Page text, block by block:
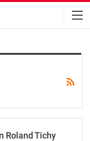
Roland Tichy